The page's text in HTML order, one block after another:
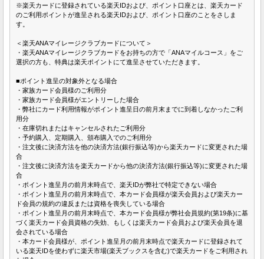
※楽天カードに登録されている楽天IDおよび、ポイント口座とは、楽天カード
のご利用ポイントが進呈される楽天IDおよび、ポイント口座のことをさしま
す。
＜楽天ANAマイレージクラブカードについて＞
・楽天ANAマイレージクラブカードをお持ちの方で「ANAマイルコース」をご
選択の方も、特典は楽天ポイントにて進呈させていただきます。
■ポイント進呈の対象外となる場合
・家族カード会員様のご利用分
・家族カード会員様がエントリーした場合
・弊社にカード利用情報がポイント進呈日の前月末までに到着しなかったご利
用分
・在庫切れまたはキャンセルされたご利用分
・予約購入、定期購入、頒布購入でのご利用分
・注文後に決済方法を他の決済方法(銀行振込等)から楽天カードに変更された場
合
・注文後に決済方法を楽天カードから他の決済方法(銀行振込等)に変更された場
合
・ポイント進呈月の前月末時点で、楽天IDが弊社で特定できない場合
・ポイント進呈月の前月末時点で、本カード会員様が楽天会員および楽天カー
ド会員の規約の違反または資格を喪失している場合
・ポイント進呈月の前月末時点で、本カード会員様が弊社会員規約(第19条)に基
づく楽天カード会員資格の失効、もしくは楽天カード会員および楽天会員を退
会されている場合
・本カード会員様が、ポイント進呈月の前月末時点で楽天カードに登録されて
いる楽天IDを使わずに楽天市場(楽天ブックスを含む)で楽天カードをご利用され